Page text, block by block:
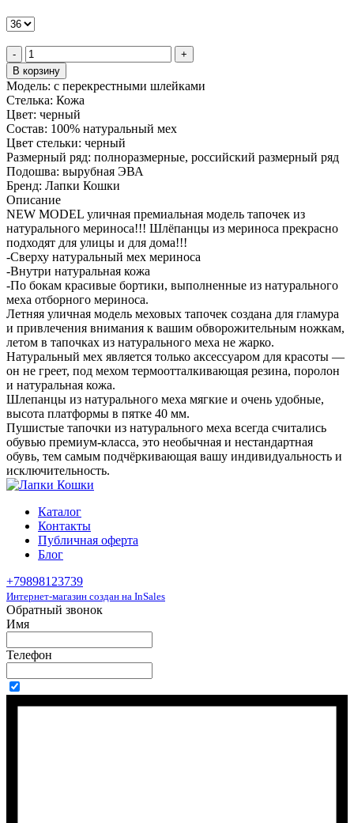
-
+
В корзину
Модель: с перекрестными шлейками
Стелька: Кожа
Цвет: черный
Состав: 100% натуральный мех
Цвет стельки: черный
Размерный ряд: полноразмерные, российский размерный ряд
Подошва: вырубная ЭВА
Бренд: Лапки Кошки
Описание
NEW MODEL уличная премиальная модель тапочек из
натурального мериноса!!! Шлёпанцы из мериноса прекрасно
подходят для улицы и для дома!!!
-Сверху натуральный мех мериноса
-Внутри натуральная кожа
-По бокам красивые бортики, выполненные из натурального
меха отборного мериноса.
Летняя уличная модель меховых тапочек создана для гламура
и привлечения внимания к вашим обворожительным ножкам,
летом в тапочках из натурального меха не жарко.
Натуральный мех является только аксессуаром для красоты —
он не греет, под мехом термоотталкивающая резина, поролон
и натуральная кожа.
Шлепанцы из натурального меха мягкие и очень удобные,
высота платформы в пятке 40 мм.
Пушистые тапочки из натурального меха всегда считались
обувью премиум-класса, это необычная и нестандартная
обувь, тем самым подчёркивающая вашу индивидуальность и
исключительность.
Каталог
Контакты
Публичная оферта
Блог
+79898123739
Интернет-магазин создан на InSales
Обратный звонок
Имя
Телефон